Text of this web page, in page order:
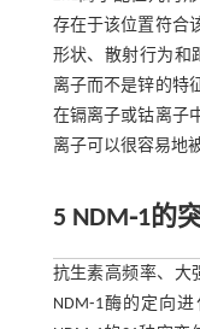
存在于该位置符合
形状、散射行为和
离子而不是锌的特
在镉离子或钴离子
离子可以很容易地
5 NDM⁃1的
抗生素高频率、大
NDM⁃1酶的定向